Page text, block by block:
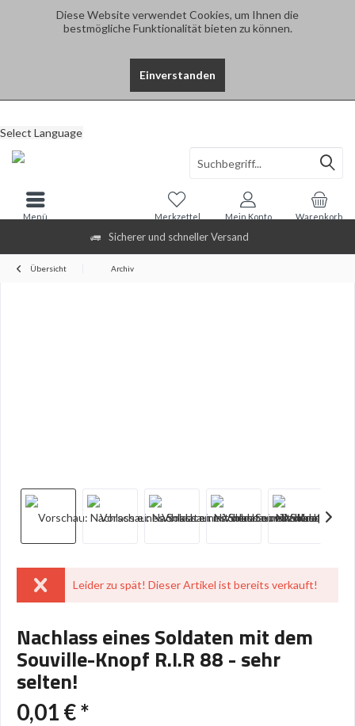
Diese Website verwendet Cookies, um Ihnen die
bestmögliche Funktionalität bieten zu können.
Einverstanden
Sicherer und schneller Versand
Select Language
Warenkorb
Merkzettel Mein Konto
Menü
Übersicht Archiv
Leider zu spät! Dieser Artikel ist bereits verkauft!
Nachlass eines Soldaten mit dem
Souville-Knopf R.I.R 88 - sehr
selten!
0,01 € *